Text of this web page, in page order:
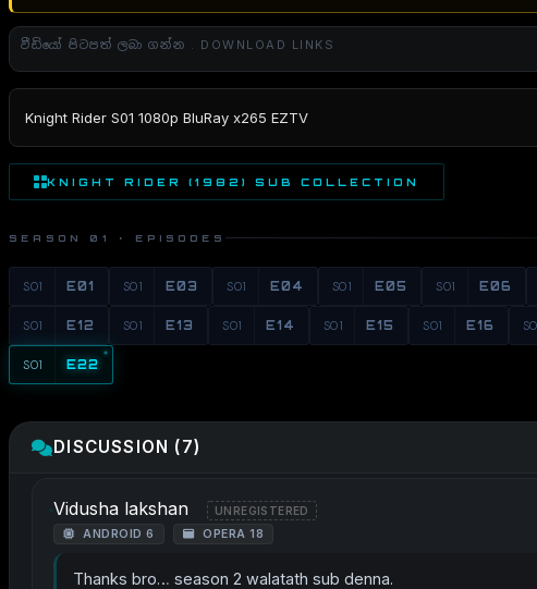
වීඩියෝ පිටපත් ලබා ගන්න . DOWNLOAD LINKS
Knight Rider S01 1080p BluRay x265 EZTV
KNIGHT RIDER (1982) SUB COLLECTION
SEASON 01 · EPISODES
S01 E01 S01 E03 S01 E04 S01 E05 S01 E06
S01 E12 S01 E13 S01 E14 S01 E15 S01 E16
S01 E22
DISCUSSION (7)
Vidusha lakshan UNREGISTERED
ANDROID 6 OPERA 18
Thanks bro… season 2 walatath sub denna.